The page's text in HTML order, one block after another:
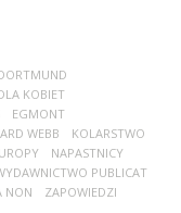
KOBIET
EGMONT
WEBB
KOLARSTWO
NAPASTNICY
PUBLICAT
NON ZAPOWIEDZI